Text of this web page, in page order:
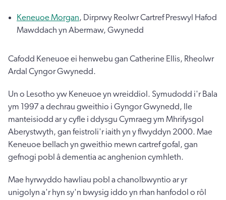
Keneuoe Morgan, Dirprwy Reolwr Cartref Preswyl Hafod
Mawddach yn Abermaw, Gwynedd
Cafodd Keneuoe ei henwebu gan Catherine Ellis, Rheolwr
Ardal Cyngor Gwynedd.
Un o Lesotho yw Keneuoe yn wreiddiol. Symudodd i'r Bala
ym 1997 a dechrau gweithio i Gyngor Gwynedd, lle
manteisiodd ar y cyfle i ddysgu Cymraeg ym Mhrifysgol
Aberystwyth, gan feistroli'r iaith yn y flwyddyn 2000. Mae
Keneuoe bellach yn gweithio mewn cartref gofal, gan
gefnogi pobl â dementia ac anghenion cymhleth.
Mae hyrwyddo hawliau pobl a chanolbwyntio ar yr
unigolyn a'r hyn sy'n bwysig iddo yn rhan hanfodol o rôl